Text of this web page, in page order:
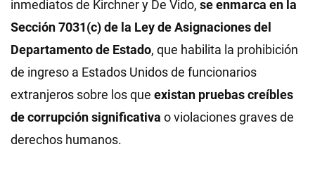
inmediatos de Kirchner y De Vido, se enmarca en la
Sección 7031(c) de la Ley de Asignaciones del
Departamento de Estado, que habilita la prohibición
de ingreso a Estados Unidos de funcionarios
extranjeros sobre los que existan pruebas creíbles
de corrupción significativa o violaciones graves de
derechos humanos.